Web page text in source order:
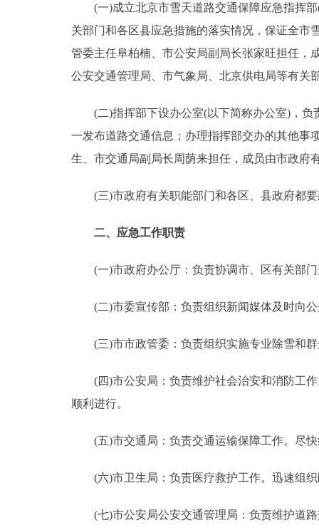
参与调查
走进北京
绿色北京
多语种
ENGLISH
(一)成立北京市雪天道路交通保障应急指挥部(
关部门和各区县应急措施的落实情况，保证全市
管委主任阜柏楠、市公安局副局长张家旺担任，
公安交通管理局、市气象局、北京供电局等有关
(二)指挥部下设办公室(以下简称办公室)，负
一发布道路交通信息；办理指挥部交办的其他事
生、市交通局副局长周荫来担任，成员由市政府
(三)市政府有关职能部门和各区、县政府都要
二、应急工作职责
(一)市政府办公厅：负责协调市、区有关部门
(二)市委宣传部：负责组织新闻媒体及时向公
(三)市市政管委：负责组织实施专业除雪和群
(四)市公安局：负责维护社会治安和消防工作
顺利进行。
(五)市交通局：负责交通运输保障工作。尽快
(六)市卫生局：负责医疗救护工作。迅速组织
(七)市公安局公安交通管理局：负责维护道路